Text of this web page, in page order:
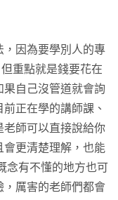
，因為要學別人的專
重點就是錢要花在
自己沒管道就會詢
正在學的講師課、
老師可以直接說給你
更清楚理解，也能
念有不懂的地方也可
，厲害的老師們都會